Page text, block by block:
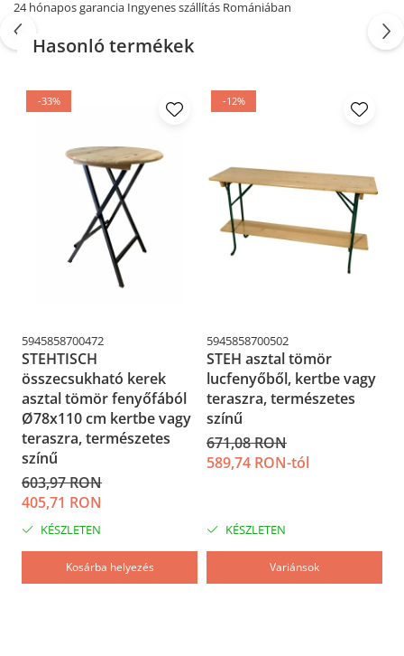
minőségi termékeivel!
24 hónapos garancia Ingyenes szállítás Romániában
Hasonló termékek
-33%
5945858700472
STEHTISCH
összecsukható kerek
asztal tömör fenyőfából
Ø78x110 cm kertbe vagy
teraszra, természetes
színű
603,97 RON
405,71 RON
KÉSZLETEN
Kosárba helyezés
-12%
5945858700502
STEH asztal tömör
lucfenyőből, kertbe vagy
teraszra, természetes
színű
671,08 RON
589,74 RON-tól
KÉSZLETEN
Variánsok